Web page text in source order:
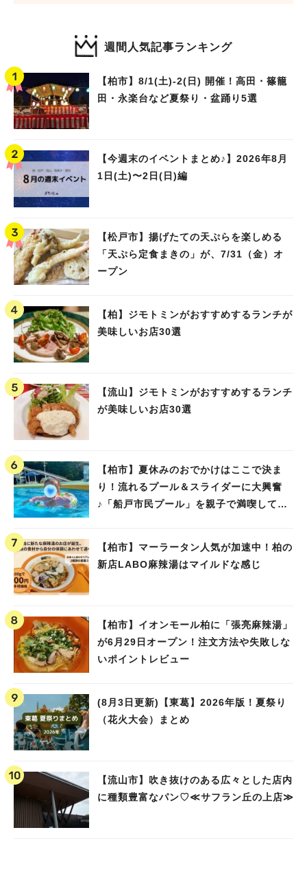
週間人気記事ランキング
【柏市】8/1(土)‐2(日) 開催！高田・篠籠
田・永楽台など夏祭り・盆踊り5選
【今週末のイベントまとめ♪】2026年8月
1日(土)〜2日(日)編
【松戸市】揚げたての天ぷらを楽しめる
「天ぷら定食まきの」が、7/31（金）オ
ープン
【柏】ジモトミンがおすすめするランチが
美味しいお店30選
【流山】ジモトミンがおすすめするランチ
が美味しいお店30選
【柏市】夏休みのおでかけはここで決ま
り！流れるプール＆スライダーに大興奮
♪「船戸市民プール」を親子で満喫してき
【柏市】マーラータン人気が加速中！柏の
新店LABO麻辣湯はマイルドな感じ
【柏市】イオンモール柏に「張亮麻辣湯」
が6月29日オープン！注文方法や失敗しな
いポイントレビュー
(8月3日更新)【東葛】2026年版！夏祭り
（花火大会）まとめ
【流山市】吹き抜けのある広々とした店内
に種類豊富なパン♡≪サフラン丘の上店≫
#ラーメン#ショッピング
#イベント
#教えたい/こんなの見つけた